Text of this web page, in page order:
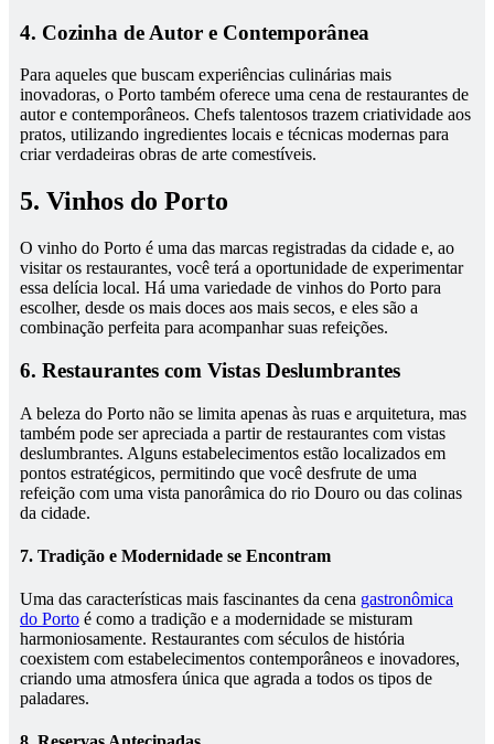
4. Cozinha de Autor e Contemporânea
Para aqueles que buscam experiências culinárias mais
inovadoras, o Porto também oferece uma cena de restaurantes de
autor e contemporâneos. Chefs talentosos trazem criatividade aos
pratos, utilizando ingredientes locais e técnicas modernas para
criar verdadeiras obras de arte comestíveis.
5. Vinhos do Porto
O vinho do Porto é uma das marcas registradas da cidade e, ao
visitar os restaurantes, você terá a oportunidade de experimentar
essa delícia local. Há uma variedade de vinhos do Porto para
escolher, desde os mais doces aos mais secos, e eles são a
combinação perfeita para acompanhar suas refeições.
6. Restaurantes com Vistas Deslumbrantes
A beleza do Porto não se limita apenas às ruas e arquitetura, mas
também pode ser apreciada a partir de restaurantes com vistas
deslumbrantes. Alguns estabelecimentos estão localizados em
pontos estratégicos, permitindo que você desfrute de uma
refeição com uma vista panorâmica do rio Douro ou das colinas
da cidade.
7. Tradição e Modernidade se Encontram
Uma das características mais fascinantes da cena gastronômica
do Porto é como a tradição e a modernidade se misturam
harmoniosamente. Restaurantes com séculos de história
coexistem com estabelecimentos contemporâneos e inovadores,
criando uma atmosfera única que agrada a todos os tipos de
paladares.